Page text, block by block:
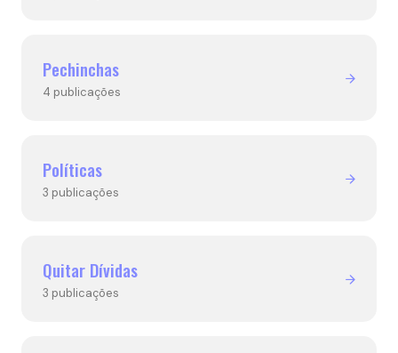
Pechinchas
4 publicações
Políticas
3 publicações
Quitar Dívidas
3 publicações